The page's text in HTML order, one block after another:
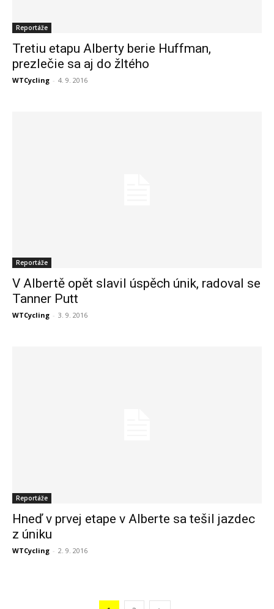
Reportáže
Tretiu etapu Alberty berie Huffman,
prezlečie sa aj do žltého
WTCycling - 4. 9. 2016
Reportáže
V Albertě opět slavil úspěch únik, radoval se
Tanner Putt
WTCycling - 3. 9. 2016
Reportáže
Hneď v prvej etape v Alberte sa tešil jazdec
z úniku
WTCycling - 2. 9. 2016